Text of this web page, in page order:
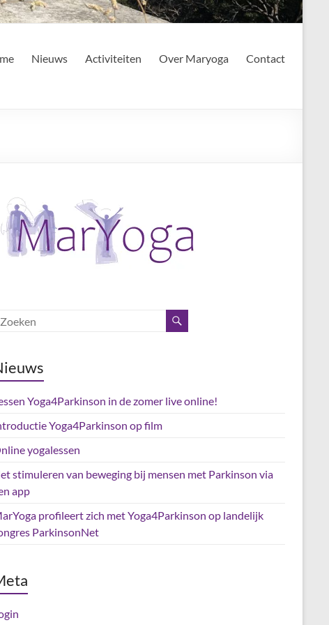
Nieuws Activiteiten Over Maryoga Contact
Yoga4Parkinson in de zomer live online!
Yoga4Parkinson op film
yogalessen
stimuleren van beweging bij mensen met Parkinson via
app
profileert zich met Yoga4Parkinson op landelijk
ParkinsonNet